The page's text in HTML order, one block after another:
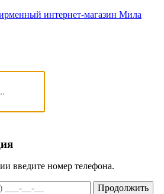
интернет-магазин Мила
введите номер телефона.
Продолжить